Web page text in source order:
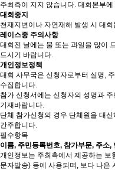
주최측이 지지 않습니다. 대회본부
대회중지
천재지변이나 자연재해 발생 시 대
레이스중 주의사항
대회전 날에는 물 또는 과일을 많이
드시기 바랍니다.
개인정보정책
대회 사무국은 신청자로부터 실명,
수집합니다.
참가 신청서에는 신청자의 성명과
기재바랍니다.
단체 참가신청의 경우 단체원을 대
간주합니다.
필수항목
이름, 주민등록번호, 참가부문, 주소,
개인정보는 주최측에서 제공하는
문자발송) 등에 사용되며, 보다 나은